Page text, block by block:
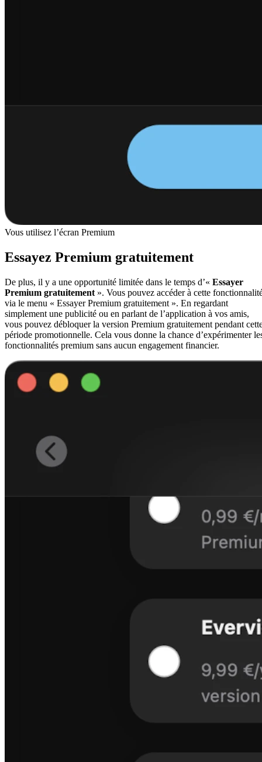
Vous utilisez l’écran Premium
Essayez Premium gratuitement
De plus, il y a une opportunité limitée dans le temps d’« Essayer
Premium gratuitement ». Vous pouvez accéder à cette
via le menu « Essayer Premium gratuitement ». En regardant
simplement une publicité ou en parlant de l’application à vos amis,
vous pouvez débloquer la version Premium gratuitement pendant
période promotionnelle. Cela vous donne la chance d’expérimenter
fonctionnalités premium sans aucun engagement financier.